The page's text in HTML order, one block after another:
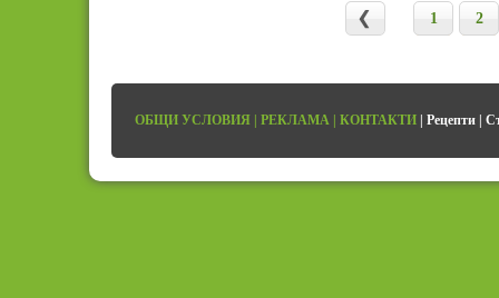
1 2
ОБЩИ УСЛОВИЯ РЕКЛАМА КОНТАКТИ Рецепти